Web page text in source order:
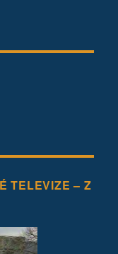
TELEVIZE – Z